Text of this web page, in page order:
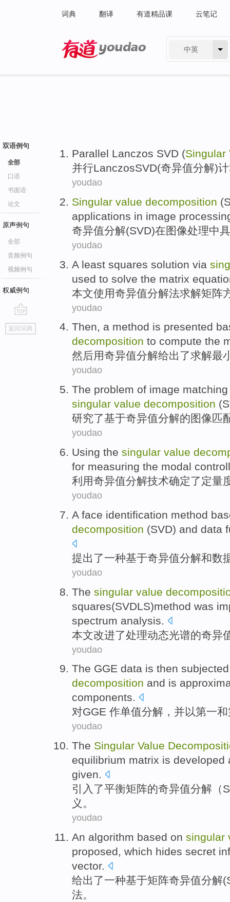
词典 翻译 有道精品课 云笔记
中英
双语例句
全部
口语
书面语
论文
原声例句
全部
音频例句
视频例句
权威例句
go
top
返回词典
Parallel Lanczos SVD (Singular
并行LanczosSVD(奇异值分解)
youdao
Singular value decomposition (
applications in image
奇异值分解(SVD)在图像处理中
youdao
A least squares solution via
used to solve the matrix
本文使用奇异值分解法求解矩阵
youdao
Then, a method is presented
decomposition to compute the
然后用奇异值分解给出了求解最
youdao
The problem of image matching
singular value decomposition
研究了基于奇异值分解的图像 匹
youdao
Using the singular value
for measuring the modal
利用奇异值分解技术确定了定量
youdao
A face identification method
decomposition (SVD) and data
提出了一种基于奇异值分解和数
youdao
The singular value
squares(SVDLS)method was
spectrum analysis
本文改进了处理动态光谱的奇异
youdao
The GGE data is then
decomposition and is
components.
对GGE 作单值分解 ，并以第一和
youdao
The Singular Value
equilibrium matrix is developed
given.
引入了平衡矩阵的奇异值分解 （
义。
youdao
An algorithm based on singular
proposed, which hides secret
vector.
给出了一种基于矩阵奇异值分解(
法。